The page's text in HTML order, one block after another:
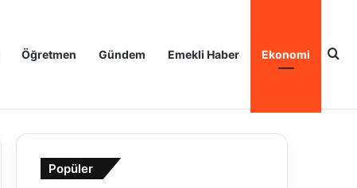
Öğretmen Gündem Emekli Haber Ekonomi
Popüler